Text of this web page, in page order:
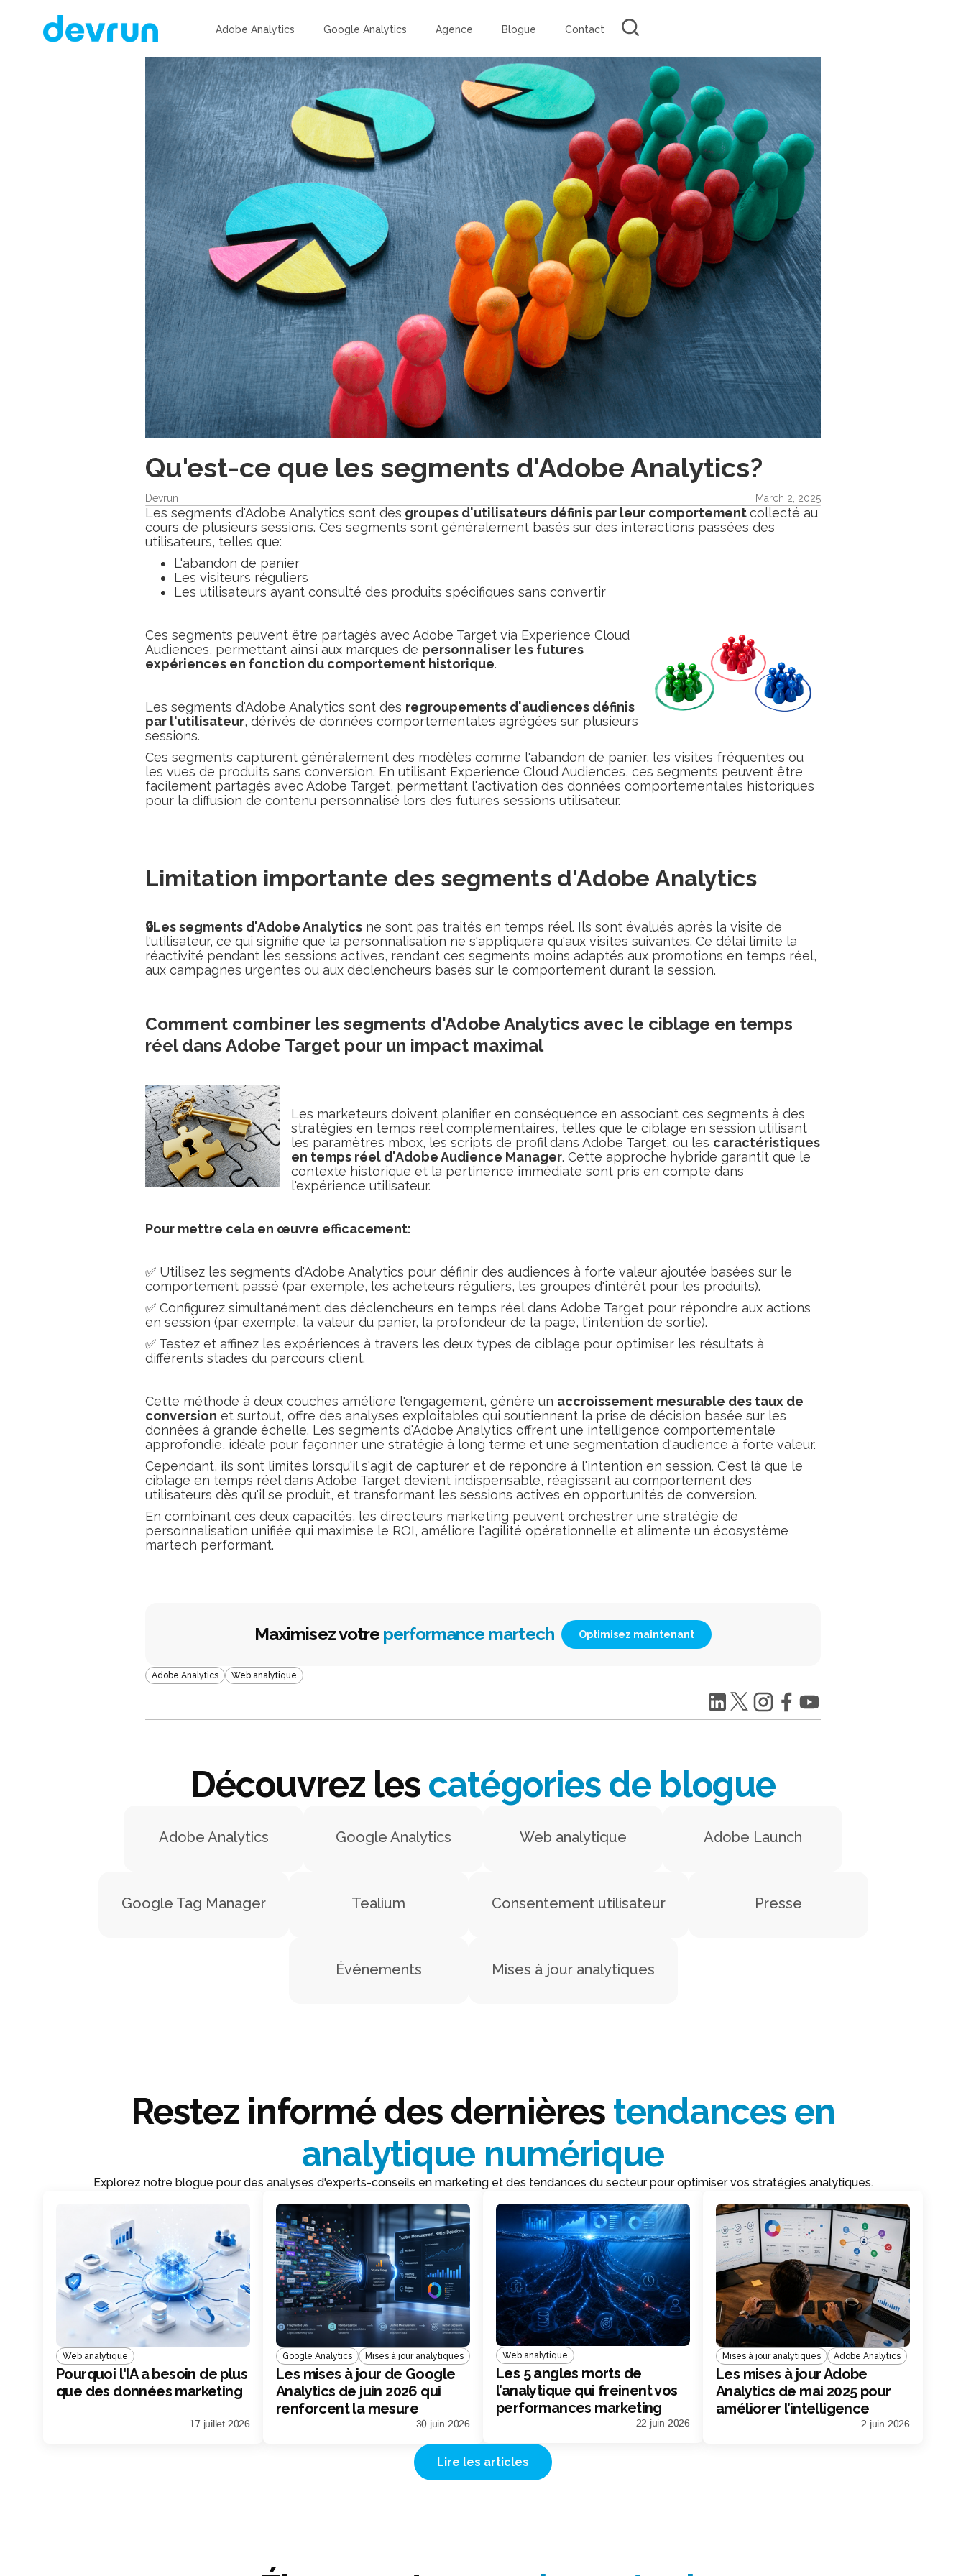
Adobe Analytics Google Analytics Agence Blogue Contact
Qu'est-ce que les segments d'Adobe Analytics?
Devrun March 2, 2025
Les segments d'Adobe Analytics sont des groupes d'utilisateurs définis par leur comportementcollecté au
cours de plusieurs sessions. Ces segments sont généralement basés sur des interactions passées des
utilisateurs, telles que:
L'abandon de panier
Les visiteurs réguliers
Les utilisateurs ayant consulté des produits spécifiques sans convertir
Ces segments peuvent être partagés avec Adobe Target via Experience Cloud
Audiences, permettant ainsi aux marques de personnaliser les futures
expériences en fonction du comportement historique.
Les segments d'Adobe Analytics sont des regroupements d'audiences définis
par l'utilisateur, dérivés de données comportementales agrégées sur plusieurs
sessions.
Ces segments capturent généralement des modèles comme l'abandon de panier, les visites fréquentes ou
les vues de produits sans conversion. En utilisant Experience Cloud Audiences, ces segments peuvent être
facilement partagés avec Adobe Target, permettant l'activation des données comportementales historiques
pour la diffusion de contenu personnalisé lors des futures sessions utilisateur.
Limitation importante des segments d'Adobe Analytics
🔒Les segments d'Adobe Analytics ne sont pas traités en temps réel. Ils sont évalués après la visite de
l'utilisateur, ce qui signifie que la personnalisation ne s'appliquera qu'aux visites suivantes. Ce délai limite la
réactivité pendant les sessions actives, rendant ces segments moins adaptés aux promotions en temps réel,
aux campagnes urgentes ou aux déclencheurs basés sur le comportement durant la session.
Comment combiner les segments d'Adobe Analytics avec le ciblage en temps
réel dans Adobe Target pour un impact maximal
Les marketeurs doivent planifier en conséquence en associant ces segments à des
stratégies en temps réel complémentaires, telles que le ciblage en session utilisant
les paramètres mbox, les scripts de profil dans Adobe Target, ou les caractéristiques
en temps réel d'Adobe Audience Manager. Cette approche hybride garantit que le
contexte historique et la pertinence immédiate sont pris en compte dans
l'expérience utilisateur.
Pour mettre cela en œuvre efficacement:
✅ Utilisez les segments d'Adobe Analytics pour définir des audiences à forte valeur ajoutée basées sur le
comportement passé (par exemple, les acheteurs réguliers, les groupes d'intérêt pour les produits).
✅ Configurez simultanément des déclencheurs en temps réel dans Adobe Target pour répondre aux actions
en session (par exemple, la valeur du panier, la profondeur de la page, l'intention de sortie).
✅ Testez et affinez les expériences à travers les deux types de ciblage pour optimiser les résultats à
différents stades du parcours client.
Cette méthode à deux couches améliore l'engagement, génère un accroissement mesurable des taux de
conversion et surtout, offre des analyses exploitables qui soutiennent la prise de décision basée sur les
données à grande échelle. Les segments d'Adobe Analytics offrent une intelligence comportementale
approfondie, idéale pour façonner une stratégie à long terme et une segmentation d'audience à forte valeur.
Cependant, ils sont limités lorsqu'il s'agit de capturer et de répondre à l'intention en session. C'est là que le
ciblage en temps réel dans Adobe Target devient indispensable, réagissant au comportement des
utilisateurs dès qu'il se produit, et transformant les sessions actives en opportunités de conversion.
En combinant ces deux capacités, les directeurs marketing peuvent orchestrer une stratégie de
personnalisation unifiée qui maximise le ROI, améliore l'agilité opérationnelle et alimente un écosystème
martech performant.
Maximisez votre performance martech Optimisez maintenant
Adobe Analytics Web analytique
Découvrez les catégories de blogue
Adobe Analytics Google Analytics Web analytique Adobe Launch
Google Tag Manager Tealium Consentement utilisateur Presse
Événements Mises à jour analytiques
Restez informé des dernières tendances en
analytique numérique
Explorez notre blogue pour des analyses d'experts-conseils en marketing et des tendances du secteur pour optimiser vos stratégies analytiques.
Web analytique
Pourquoi l'IA a besoin de plus
que des données marketing
17 juillet 2026
Google Analytics Mises à jour analytiques
Les mises à jour de Google
Analytics de juin 2026 qui
renforcent la mesure
30 juin 2026
Web analytique
Les 5 angles morts de
l’analytique qui freinent vos
performances marketing
22 juin 2026
Mises à jour analytiques Adobe Analytics
Les mises à jour Adobe
Analytics de mai 2025 pour
améliorer l’intelligence
2 juin 2026
Lire les articles